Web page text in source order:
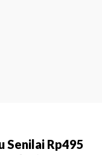
Senilai Rp495